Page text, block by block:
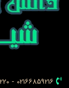
02166859216 - 66859220 - 09129618292